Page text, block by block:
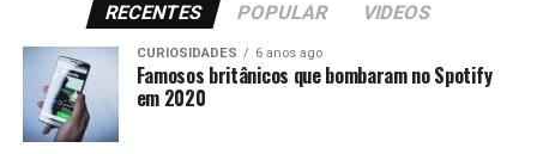
coroa na parte de cima e, como você pode imaginar, vem
da Inglaterra. Na iminência da Segunda Guerra, ao
temer uma invasão, o Ministério da Informação tratou
de se precaver e o fez com muita criatividade.
RECENTES POPULAR VIDEOS
CURIOSIDADES 6 anos ago
Famosos britânicos que bombaram no Spotify
em 2020